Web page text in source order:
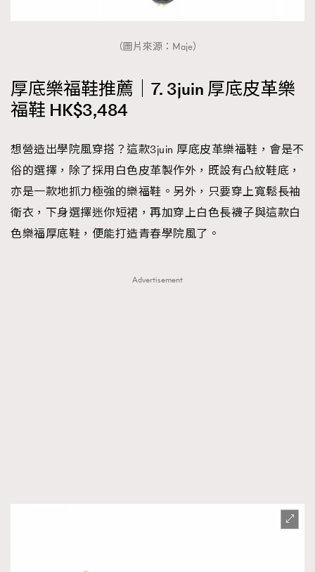
（圖片來源：Maje）
厚底樂福鞋推薦｜7. 3juin 厚底皮革樂
福鞋 HK$3,484
想營造出學院風穿搭？這款3juin 厚底皮革樂福鞋，會是不
俗的選擇，除了採用白色皮革製作外，既設有凸紋鞋底，
亦是一款地抓力極強的樂福鞋。另外，只要穿上寬鬆長袖
衛衣，下身選擇迷你短裙，再加穿上白色長襪子與這款白
色樂福厚底鞋，便能打造青春學院風了。
Advertisement